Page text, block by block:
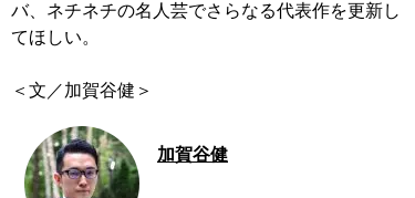
バ、ネチネチの名人芸でさらなる代表作を更新し
てほしい。
＜文／加賀谷健＞
加賀谷健